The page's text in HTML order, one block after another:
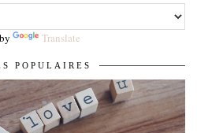
Translate
POPULAIRES